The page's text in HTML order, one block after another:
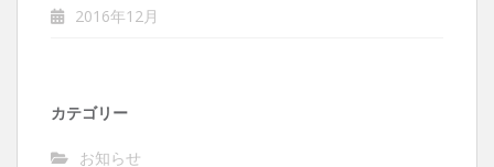
2016年12月
カテゴリー
お知らせ